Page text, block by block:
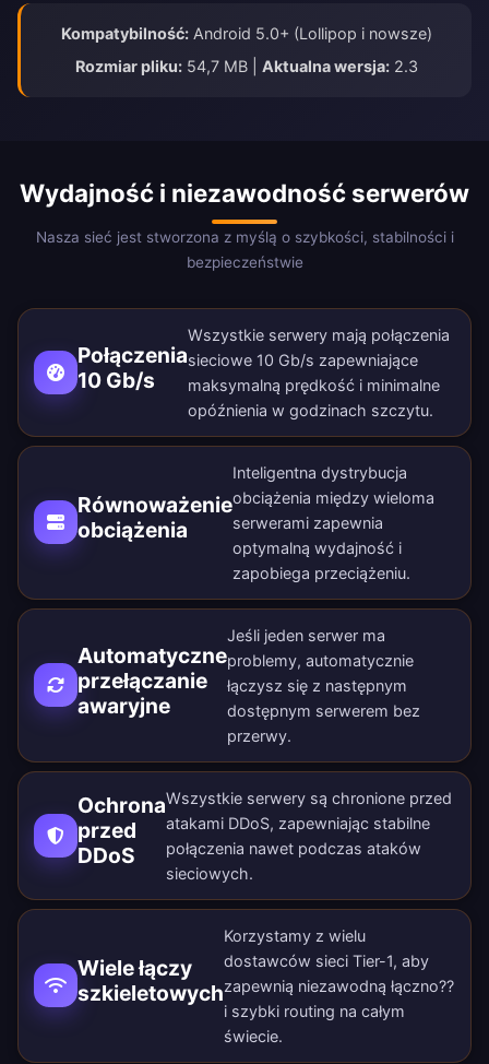
Kompatybilność:Android 5.0+ (Lollipop i nowsze)
Rozmiar pliku:54,7 MB | Aktualna wersja:2.3
Wydajność i niezawodność serwerów
Nasza sieć jest stworzona z myślą o szybkości, stabilności i
bezpieczeństwie
Połączenia
10 Gb/s
Wszystkie serwery mają połączenia
sieciowe 10 Gb/s zapewniające
maksymalną prędkość i minimalne
opóźnienia w godzinach szczytu.
Równoważenie
obciążenia
Inteligentna dystrybucja
obciążenia między wieloma
serwerami zapewnia
optymalną wydajność i
zapobiega przeciążeniu.
Automatyczne
przełączanie
awaryjne
Jeśli jeden serwer ma
problemy, automatycznie
łączysz się z następnym
dostępnym serwerem bez
przerwy.
Ochrona
przed
DDoS
Wszystkie serwery są chronione przed
atakami DDoS, zapewniając stabilne
połączenia nawet podczas ataków
sieciowych.
Wiele łączy
szkieletowych
Korzystamy z wielu
dostawców sieci Tier-1, aby
zapewnią niezawodną łączno??
i szybki routing na całym
świecie.